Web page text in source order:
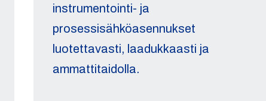
instrumentointi- ja
prosessisähköasennukset
luotettavasti, laadukkaasti ja
ammattitaidolla.